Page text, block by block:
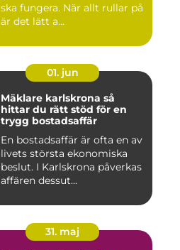
ska fungera. När allt rullar på
är det lätt a...
01. jun
Mäklare karlskrona så
hittar du rätt stöd för en
trygg bostadsaffär
En bostadsaffär är ofta en av
livets största ekonomiska
beslut. I Karlskrona påverkas
affären dessut...
31. maj